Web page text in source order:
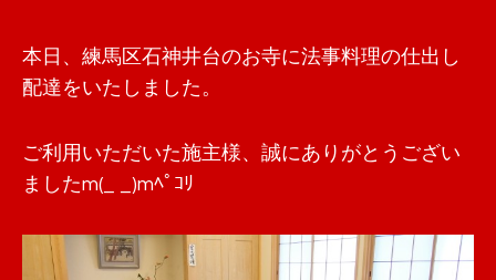
本日、練馬区石神井台のお寺に法事料理の仕出し
配達をいたしました。
ご利用いただいた施主様、誠にありがとうござい
ましたm(_ _)mﾍﾟｺﾘ